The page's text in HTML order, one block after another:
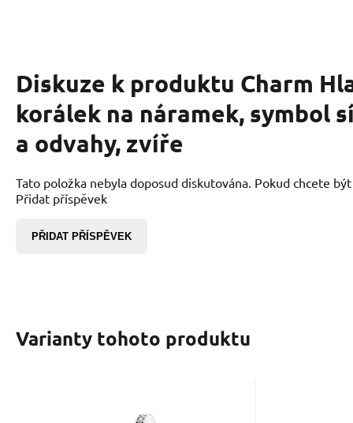
Diskuze k produktu Charm
korálek na náramek, symbol
a odvahy, zvíře
Tato položka nebyla doposud diskutována. Pokud chcete
Přidat příspěvek
PŘIDAT PŘÍSPĚVEK
Varianty tohoto produktu
2406397
2000000879420